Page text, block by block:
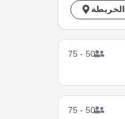
الخريطة
50 - 75
50 - 75